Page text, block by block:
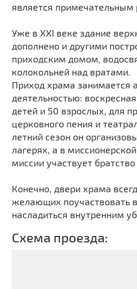
является
Уже в XXI веке здание
дополнено и другими
приходским домом,
колокольней над вратами.
Приход храма занимается
деятельностью:
детей и 50 взрослых, для
церковного пения и
летний сезон он
лагерях, а в
миссии участвует
Конечно, двери храма
желающих поучаствовать
насладиться внутренним
Схема проезда: